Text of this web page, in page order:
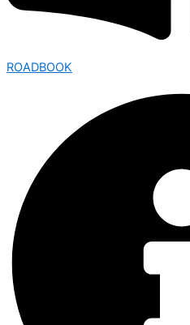
ROADBOOK